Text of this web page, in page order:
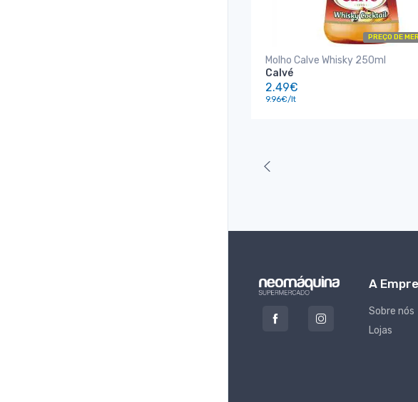
PREÇO DE
Molho Calve Whisky 250ml
Calvé
2.49€
9.96€/lt
A
Sobre nós
Lojas